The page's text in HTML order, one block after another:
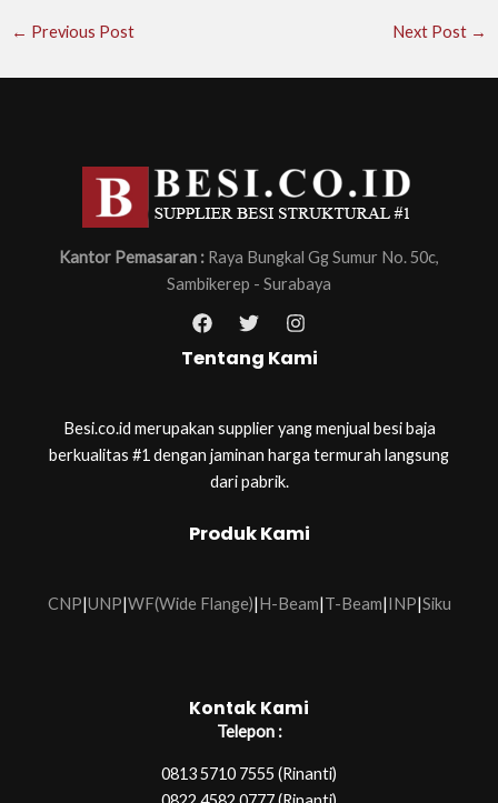
← Previous Post Next Post →
Kantor Pemasaran : Raya Bungkal Gg Sumur No. 50c,
Sambikerep - Surabaya
Tentang Kami
Besi.co.id merupakan supplier yang menjual besi baja
berkualitas #1 dengan jaminan harga termurah langsung
dari pabrik.
Produk Kami
CNP|UNP|WF(Wide Flange)|H-Beam|T-Beam|INP|Siku
Kontak Kami
Telepon :
0813 5710 7555 (Rinanti)